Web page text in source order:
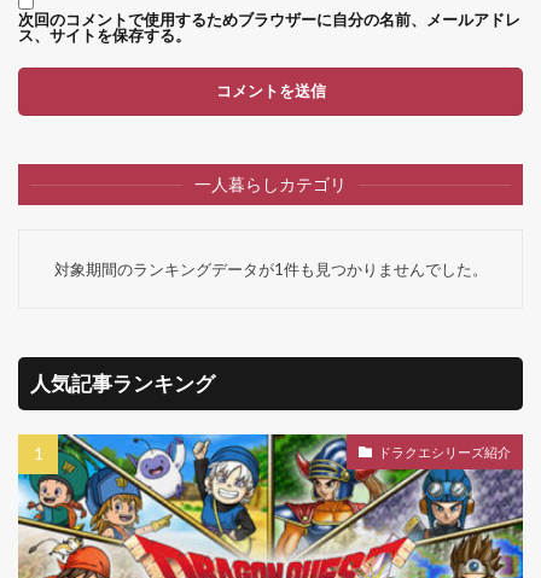
次回のコメントで使用するためブラウザーに自分の名前、メールアドレ
ス、サイトを保存する。
一人暮らしカテゴリ
対象期間のランキングデータが1件も見つかりませんでした。
人気記事ランキング
ドラクエシリーズ紹介